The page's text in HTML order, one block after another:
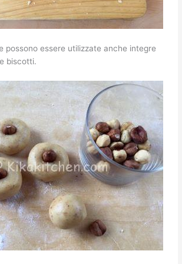
possono essere utilizzate anche integre
biscotti.